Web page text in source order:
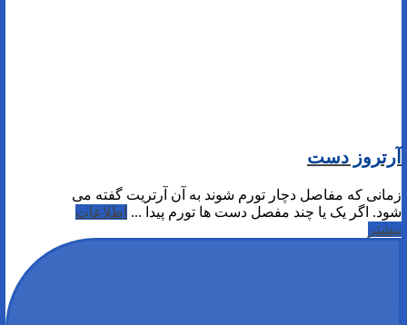
آرتروز دست
زمانی که مفاصل دچار تورم شوند به آن آرتریت گفته می
شود. اگر یک یا چند مفصل دست ها تورم پیدا ... اطلاعات
بیشتر